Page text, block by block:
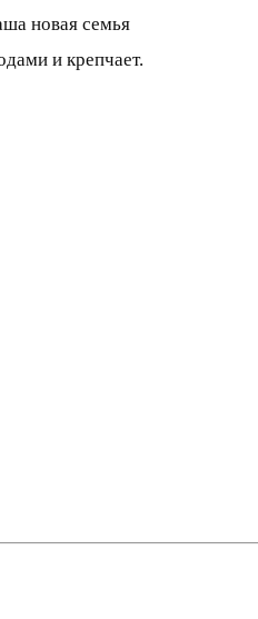
новая семья
и крепчает.